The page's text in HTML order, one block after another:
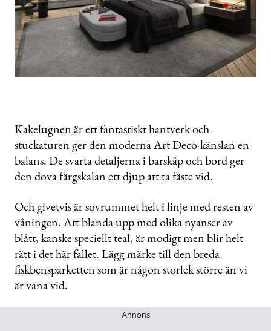
Kakelugnen är ett fantastiskt hantverk och
stuckaturen ger den moderna Art Deco-känslan en
balans. De svarta detaljerna i barskåp och bord ger
den dova färgskalan ett djup att ta fäste vid.
Och givetvis är sovrummet helt i linje med resten av
våningen. Att blanda upp med olika nyanser av
blått, kanske speciellt teal, är modigt men blir helt
rätt i det här fallet. Lägg märke till den breda
fiskbensparketten som är någon storlek större än vi
är vana vid.
Annons